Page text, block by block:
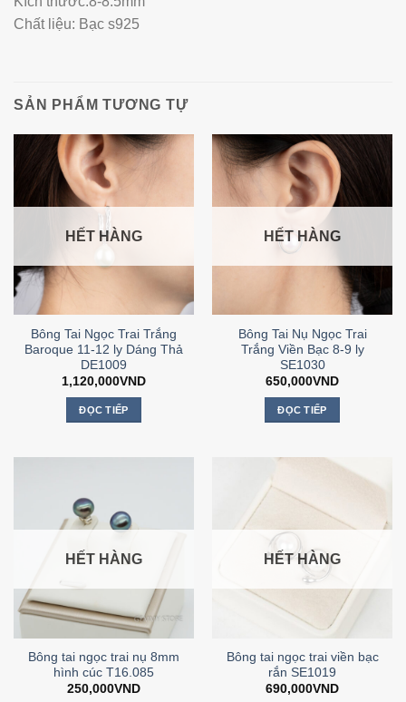
Chất liệu: Bạc s925
SẢN PHẨM TƯƠNG TỰ
HẾT HÀNG
Bông Tai Ngọc Trai Trắng
Baroque 11-12 ly Dáng Thả
DE1009
1,120,000VND
ĐỌC TIẾP
HẾT HÀNG
Bông Tai Nụ Ngọc Trai
Trắng Viền Bạc 8-9 ly
SE1030
650,000VND
ĐỌC TIẾP
HẾT HÀNG
Bông tai ngọc trai nụ 8mm
hình cúc T16.085
250,000VND
HẾT HÀNG
Bông tai ngọc trai viền bạc
rắn SE1019
690,000VND